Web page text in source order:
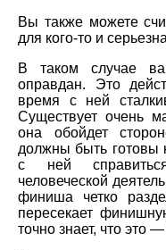
Вы также можете
для кого-то и
В таком случае
оправдан. Это
время с ней
Существует очень
она обойдет
должны быть готовы
с ней
человеческой
финиша четко
пересекает
точно знает, что это